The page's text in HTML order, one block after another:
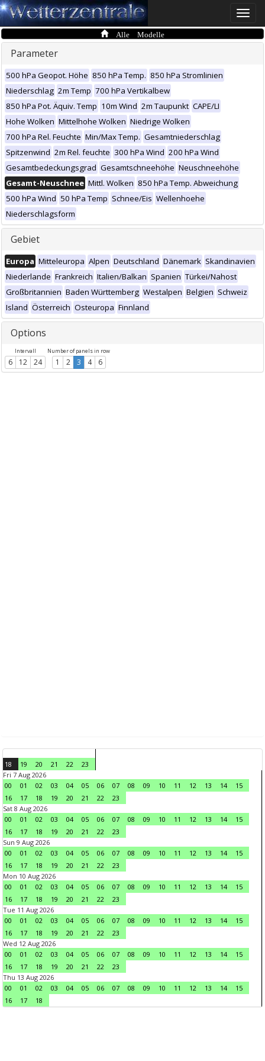
Toggle
Alle Modelle
Parameter
500 hPa Geopot. Höhe 850 hPa Temp. 850 hPa Stromlinien
Niederschlag 2m Temp 700 hPa Vertikalbew
850 hPa Pot. Äquiv. Temp 10m Wind 2m Taupunkt CAPE/LI
Hohe Wolken Mittelhohe Wolken Niedrige Wolken
700 hPa Rel. Feuchte Min/Max Temp. Gesamtniederschlag
Spitzenwind 2m Rel. feuchte 300 hPa Wind 200 hPa Wind
Gesamtbedeckungsgrad Gesamtschneehöhe Neuschneehöhe
Gesamt-Neuschnee Mittl. Wolken 850 hPa Temp. Abweichung
500 hPa Wind 50 hPa Temp Schnee/Eis Wellenhoehe
Niederschlagsform
Gebiet
Europa Mitteleuropa Alpen Deutschland Dänemark Skandinavien
Niederlande Frankreich Italien/Balkan Spanien Türkei/Nahost
Großbritannien Baden Württemberg Westalpen Belgien Schweiz
Island Österreich Osteuropa Finnland
Options
Intervall
6 12 24
Number of panels in row
1 2 3 4 6
18 19 20 21 22
23
Fri 7 Aug 2026
00
01 02 03 04 05 06 07 08 09 10 11 12 13 14
15
16
17 18 19 20 21 22
23
Sat 8 Aug 2026
00
01 02 03 04 05 06 07 08 09 10 11 12 13 14
15
16
17 18 19 20 21 22
23
Sun 9 Aug 2026
00
01 02 03 04 05 06 07 08 09 10 11 12 13 14
15
16
17 18 19 20 21 22
23
Mon 10 Aug 2026
00
01 02 03 04 05 06 07 08 09 10 11 12 13 14
15
16
17 18 19 20 21 22
23
Tue 11 Aug 2026
00
01 02 03 04 05 06 07 08 09 10 11 12 13 14
15
16
17 18 19 20 21 22
23
Wed 12 Aug 2026
00
01 02 03 04 05 06 07 08 09 10 11 12 13 14
15
16
17 18 19 20 21 22
23
Thu 13 Aug 2026
00
01 02 03 04 05 06 07 08 09 10 11 12 13 14
15
16
17 18